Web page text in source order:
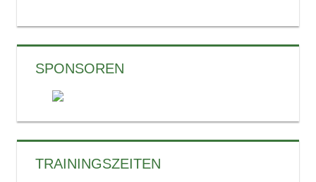
SPONSOREN
TRAININGSZEITEN